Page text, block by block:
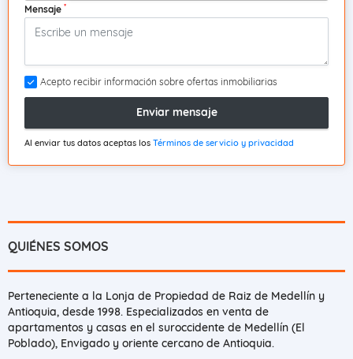
Mensaje *
Acepto recibir información sobre ofertas inmobiliarias
Enviar mensaje
Al enviar tus datos aceptas los Términos de servicio y privacidad
QUIÉNES SOMOS
Perteneciente a la Lonja de Propiedad de Raiz de Medellín y
Antioquia, desde 1998. Especializados en venta de
apartamentos y casas en el suroccidente de Medellín (El
Poblado), Envigado y oriente cercano de Antioquia.